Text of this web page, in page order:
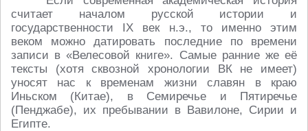
считает началом русской истории и
государственности IX век н.э., то именно этим
веком можно датировать последние по времени
записи в «Велесовой книге». Самые ранние же её
тексты (хотя сквозной хронологии ВК не имеет)
уносят нас к временам жизни славян в краю
Иньском (Китае), в Семиречье и Пятиречье
(Пенджабе), их пребывании в Вавилоне, Сирии и
Египте.